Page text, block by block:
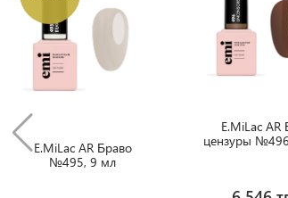
E.MiLac AR Браво
№495, 9 мл
E.MiLac AR
цензуры